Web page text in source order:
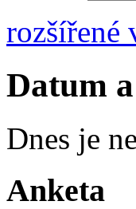
rozšířené
Datum
Dnes je
Anketa